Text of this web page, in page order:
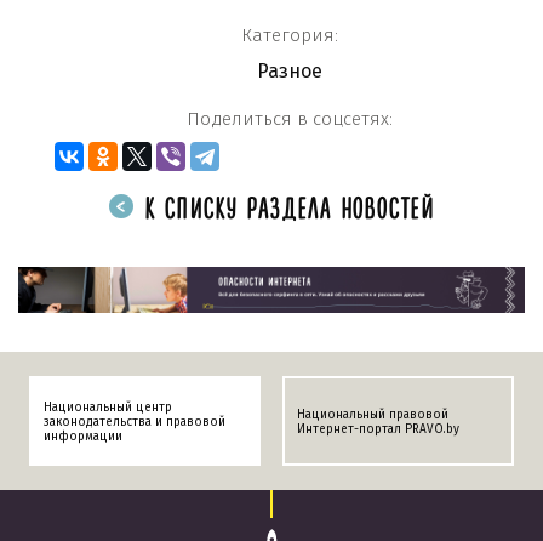
Категория:
Разное
Поделиться в соцсетях:
К СПИСКУ РАЗДЕЛА НОВОСТЕЙ
Национальный центр
законодательства и правовой
информации
Национальный правовой
Интернет-портал PRAVO.by